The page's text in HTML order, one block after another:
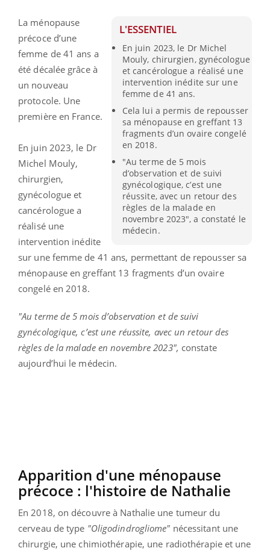
L'ESSENTIEL
En juin 2023, le Dr Michel
Mouly, chirurgien, gynécologue
et cancérologue a réalisé une
intervention inédite sur une
femme de 41 ans.
Cela lui a permis de repousser
sa ménopause en greffant 13
fragments d’un ovaire congelé
en 2018.
"Au terme de 5 mois
d’observation et de suivi
gynécologique, c’est une
réussite, avec un retour des
règles de la malade en
novembre 2023", a constaté le
médecin.
La ménopause
précoce d’une
femme de 41 ans a
été décalée grâce à
un nouveau
protocole. Une
première en France.
En juin 2023, le Dr
Michel Mouly,
chirurgien,
gynécologue et
cancérologue a
réalisé une
intervention inédite
sur une femme de 41 ans, permettant de repousser sa
ménopause en greffant 13 fragments d’un ovaire
congelé en 2018.
"Au terme de 5 mois d’observation et de suivi
gynécologique, c’est une réussite, avec un retour des
règles de la malade en novembre 2023", constate
aujourd’hui le médecin.
Apparition d'une ménopause
précoce : l'histoire de Nathalie
En 2018, on découvre à Nathalie une tumeur du
cerveau de type "Oligodindrogliome" nécessitant une
chirurgie, une chimiothérapie, une radiothérapie et une